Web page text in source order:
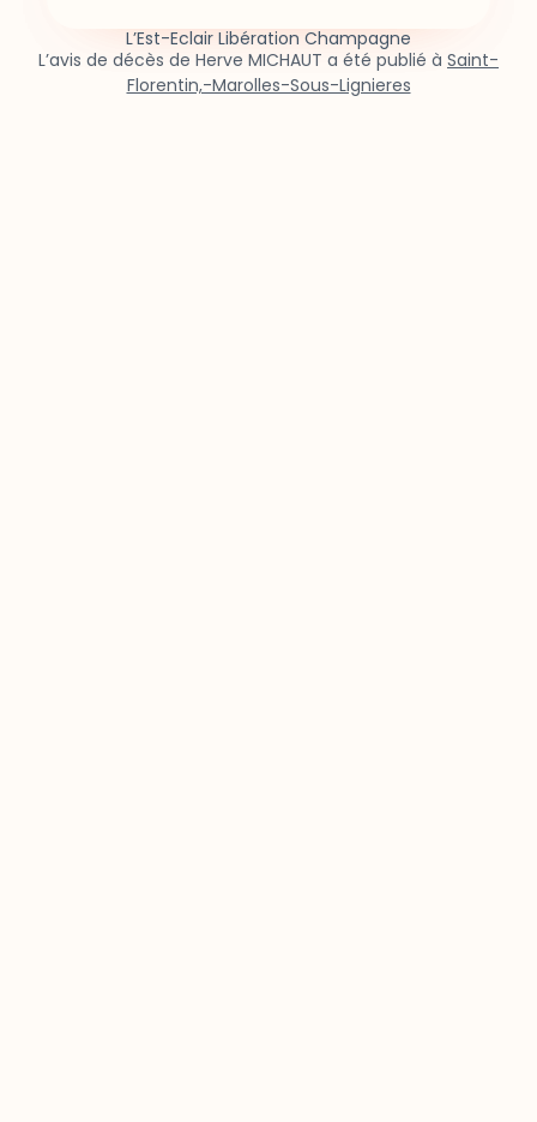
L’Est-Eclair Libération Champagne
L’avis de décès de Herve MICHAUT a été publié à Saint-
Florentin,-Marolles-Sous-Lignieres